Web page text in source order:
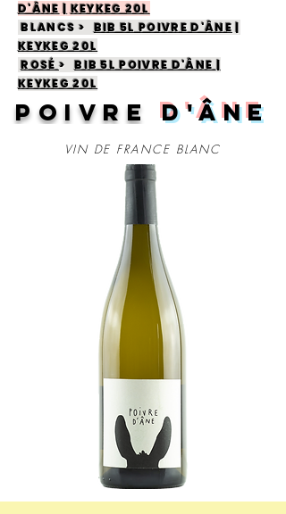
D'ÂNE | KEYKEG 20L
BLANCS > BIB 5L POIVRE D'ÂNE |
KEYKEG 20L
ROSÉ >BIB 5L POIVRE D'ÂNE |
KEYKEG 20L
poivred'âne
VIN DE FRANCE BLANC